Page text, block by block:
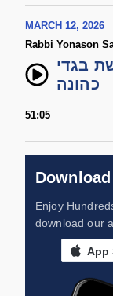
MARCH 12, 2026
Rabbi Yonason
בגדי
כהונה
51:05
Enjoy
download our
App